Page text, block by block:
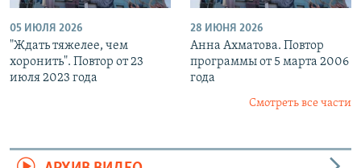
05 ИЮЛЯ 2026
"Ждать тяжелее, чем
хоронить". Повтор от 23
июля 2023 года
28 ИЮНЯ 2026
Анна Ахматова. Повтор
программы от 5 марта 2006
года
Смотреть все части